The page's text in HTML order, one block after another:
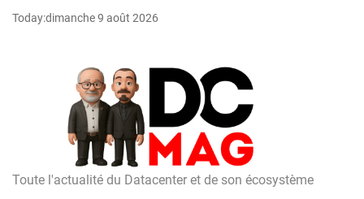
Today:dimanche 9 août 2026
D
Toute l'actualité du Datacenter et de son écosystème